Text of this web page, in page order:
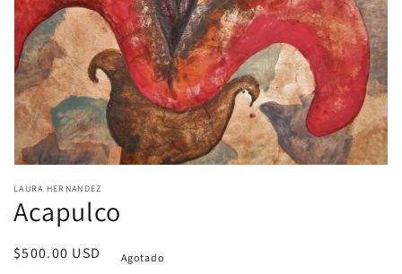
galería
LAURA HERNANDEZ
Acapulco
Precio
$500.00 USD Agotado